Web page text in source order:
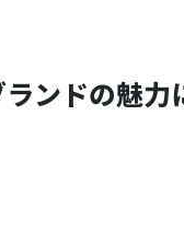
ランドの魅力